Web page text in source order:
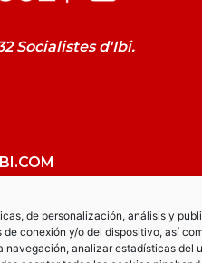
de personalización, análisis y
conexión y/o del dispositivo, así
navegación, analizar estadísticas del
Socialistes d'Ibi.
SOCIALISTA DE IBI
3º - DESPACHO PSOE